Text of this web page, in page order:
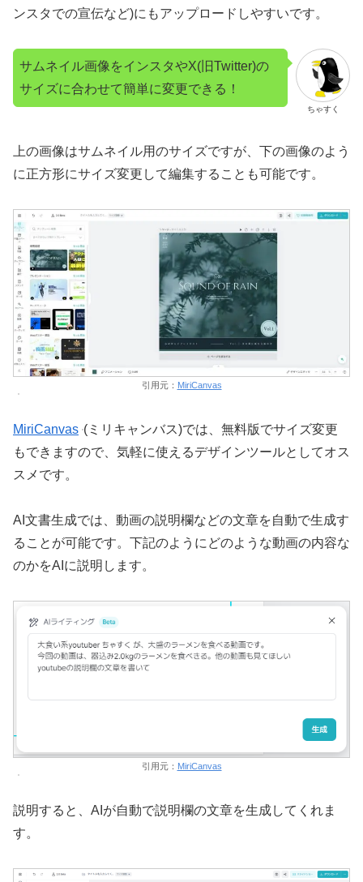
ンスタでの宣伝など)にもアップロードしやすいです。
ちゃすく
サムネイル画像をインスタやX(旧Twitter)の
サイズに合わせて簡単に変更できる！
上の画像はサムネイル用のサイズですが、下の画像のよう
に正方形にサイズ変更して編集することも可能です。
引用元： MiriCanvas
MiriCanvas (ミリキャンバス)では、無料版でサイズ変更
もできますので、気軽に使えるデザインツールとしてオス
スメです。
AI文書生成では、動画の説明欄などの文章を自動で生成す
ることが可能です。下記のようにどのような動画の内容な
のかをAIに説明します。
引用元： MiriCanvas
説明すると、AIが自動で説明欄の文章を生成してくれま
す。